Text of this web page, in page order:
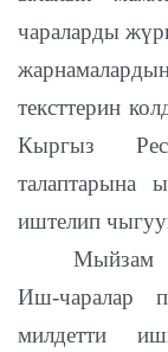
чараларды
тексттерин
Кыргыз
талаптарына
иштелип
Мыйзам
Иш-чаралар
милдетти